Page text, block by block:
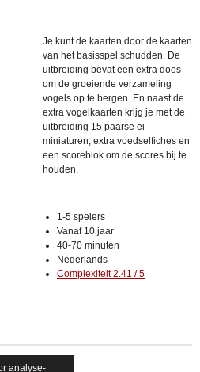
analyse-
Je kunt de kaarten door de kaarten
van het basisspel schudden. De
uitbreiding bevat een extra doos
om de groeiende verzameling
vogels op te bergen. En naast de
extra vogelkaarten krijg je met de
uitbreiding 15 paarse ei-
miniaturen, extra voedselfiches en
een scoreblok om de scores bij te
houden.
1-5 spelers
Vanaf 10 jaar
40-70 minuten
Nederlands
Complexiteit 2.41 / 5